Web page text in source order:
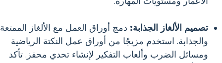
تصميم الألغاز الجذابة: دمج أوراق العمل مع الألغاز الممتعة
والجذابة. استخدم مزيجًا من أوراق عمل النكتة الرياضية
ومسائل الضرب وألعاب التفكير لإنشاء تحدي محفز. تأكد